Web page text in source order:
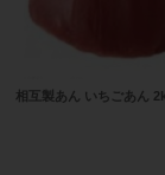
相互製あん いちごあん